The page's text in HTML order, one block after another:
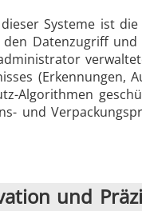
Systeme ist
Datenzugriff
Algorithmen
und
und